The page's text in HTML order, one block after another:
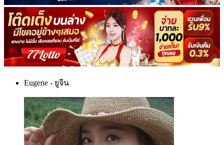
Eugene - ยูจีน